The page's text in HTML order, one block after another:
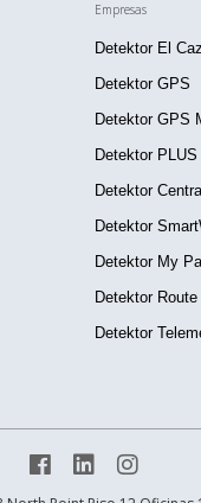
Empresas
Detektor El
Detektor GPS
Detektor GPS
Detektor PLUS
Detektor
Detektor
Detektor My
Detektor
Detektor
  